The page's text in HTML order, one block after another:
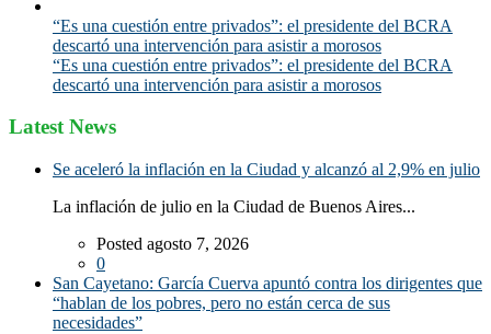
“Es una cuestión entre privados”: el presidente del BCRA
descartó una intervención para asistir a morosos
“Es una cuestión entre privados”: el presidente del BCRA
descartó una intervención para asistir a morosos
Latest News
Se aceleró la inflación en la Ciudad y alcanzó al 2,9% en julio
La inflación de julio en la Ciudad de Buenos Aires...
Posted agosto 7, 2026
0
San Cayetano: García Cuerva apuntó contra los dirigentes que
“hablan de los pobres, pero no están cerca de sus
necesidades”